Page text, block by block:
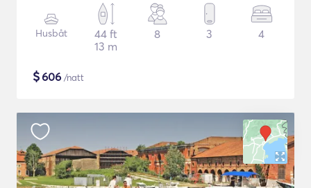
Husbåt
44 ft
13 m
8 3 4
$606 /natt